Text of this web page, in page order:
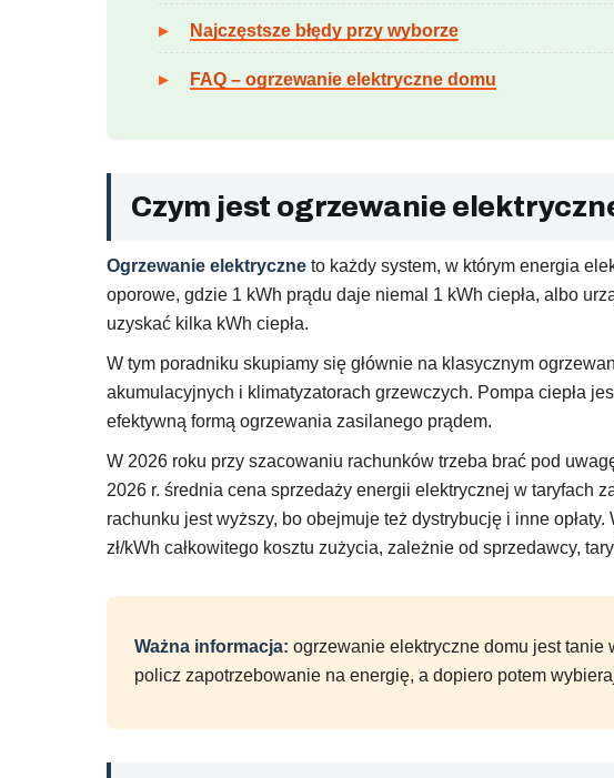
Najczęstsze błędy przy wyborze
FAQ – ogrzewanie elektryczne domu
Czym jest ogrzewanie
Ogrzewanie elektryczne to każdy system, w którym energia
oporowe, gdzie 1 kWh prądu daje niemal 1 kWh ciepła, albo
uzyskać kilka kWh ciepła.
W tym poradniku skupiamy się głównie na klasycznym
akumulacyjnych i klimatyzatorach grzewczych. Pompa ciepła
efektywną formą ogrzewania zasilanego prądem.
W 2026 roku przy szacowaniu rachunków trzeba brać pod
2026 r. średnia cena sprzedaży energii elektrycznej w taryfach
rachunku jest wyższy, bo obejmuje też dystrybucję i inne
zł/kWh całkowitego kosztu zużycia, zależnie od sprzedawcy,
Ważna informacja: ogrzewanie elektryczne domu jest tanie
policz zapotrzebowanie na energię, a dopiero potem